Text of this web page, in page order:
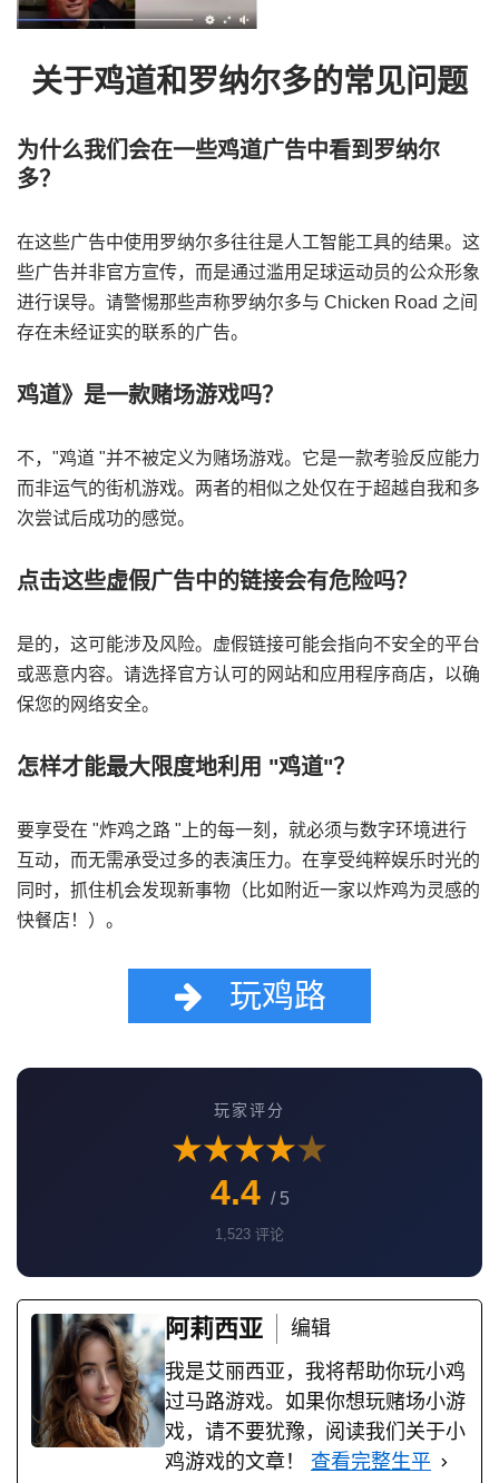
关于鸡道和罗纳尔多的常见问题
为什么我们会在一些鸡道广告中看到罗纳尔
多？
在这些广告中使用罗纳尔多往往是人工智能工具的结果。这
些广告并非官方宣传，而是通过滥用足球运动员的公众形象
进行误导。请警惕那些声称罗纳尔多与 Chicken Road 之间
存在未经证实的联系的广告。
鸡道》是一款赌场游戏吗？
不，"鸡道 "并不被定义为赌场游戏。它是一款考验反应能力
而非运气的街机游戏。两者的相似之处仅在于超越自我和多
次尝试后成功的感觉。
点击这些虚假广告中的链接会有危险吗？
是的，这可能涉及风险。虚假链接可能会指向不安全的平台
或恶意内容。请选择官方认可的网站和应用程序商店，以确
保您的网络安全。
怎样才能最大限度地利用 "鸡道"？
要享受在 "炸鸡之路 "上的每一刻，就必须与数字环境进行
互动，而无需承受过多的表演压力。在享受纯粹娱乐时光的
同时，抓住机会发现新事物（比如附近一家以炸鸡为灵感的
快餐店！）。
玩鸡路
玩家评分
★★★★★
4.4 / 5
1,523 评论
阿莉西亚
编辑
我是艾丽西亚，我将帮助你玩小鸡
过马路游戏。如果你想玩赌场小游
戏，请不要犹豫，阅读我们关于小
鸡游戏的文章！ 查看完整生平